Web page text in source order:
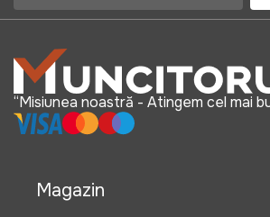
“Misiunea noastră - Atingem cel mai
Magazin